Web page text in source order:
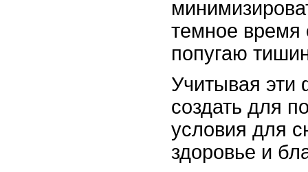
темное время
попугаю
Учитывая эти
создать для
условия для
здоровье и